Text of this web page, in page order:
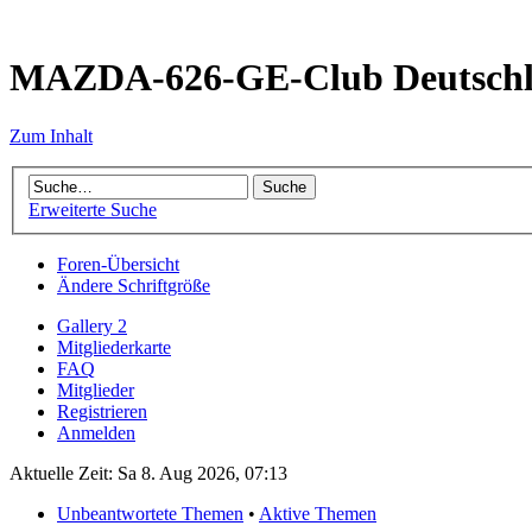
MAZDA-626-GE-Club
Zum Inhalt
Erweiterte Suche
Foren-Übersicht
Ändere Schriftgröße
Gallery 2
Mitgliederkarte
FAQ
Mitglieder
Registrieren
Anmelden
Aktuelle Zeit: Sa 8. Aug 2026, 07:13
Unbeantwortete Themen • Aktive Themen